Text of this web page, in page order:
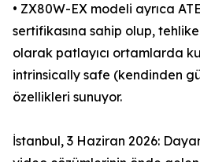
• ZX80W-EX modeli ayrıca
sertifikasına sahip olup,
olarak patlayıcı ortamlarda
intrinsically safe (kendinden
özellikleri sunuyor.
İstanbul, 3 Haziran 2026: